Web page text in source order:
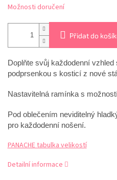
Možnosti doručení
Přidat do
Doplňte svůj každodenní vzhled
podprsenkou s kosticí z nové
Nastavitelná ramínka s
Pod oblečením neviditelný
pro každodenní nošení.
PANACHE tabulka velikostí
Detailní informace